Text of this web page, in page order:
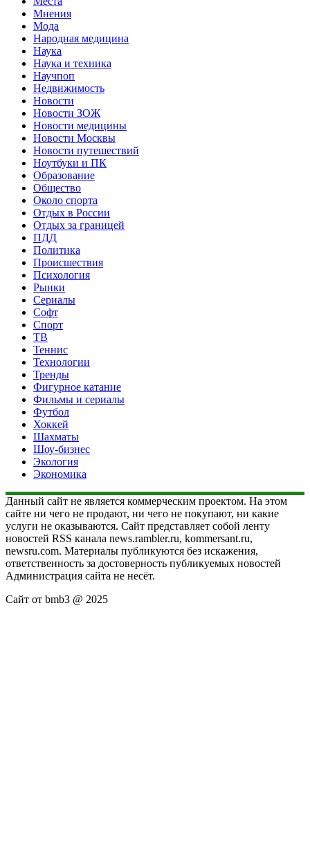
Мнения
Мода
Народная медицина
Наука
Наука и техника
Научпоп
Недвижимость
Новости
Новости ЗОЖ
Новости медицины
Новости Москвы
Новости путешествий
Ноутбуки и ПК
Образование
Общество
Около спорта
Отдых в России
Отдых за границей
ПДД
Политика
Происшествия
Психология
Рынки
Сериалы
Софт
Спорт
ТВ
Теннис
Технологии
Тренды
Фигурное катание
Фильмы и сериалы
Футбол
Хоккей
Шахматы
Шоу-бизнес
Экология
Экономика
Данный сайт не является коммерческим проектом. На этом
сайте ни чего не продают, ни чего не покупают, ни какие
услуги не оказываются. Сайт представляет собой ленту
новостей RSS канала news.rambler.ru, kommersant.ru,
newsru.com. Материалы публикуются без искажения,
ответственность за достоверность публикуемых новостей
Администрация сайта не несёт.
Сайт от bmb3 @ 2025